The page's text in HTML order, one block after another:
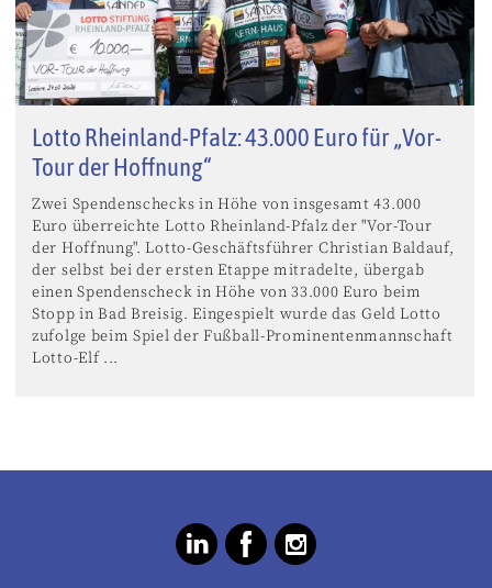
Lotto Rheinland-Pfalz: 43.000 Euro für „Vor-
Tour der Hoffnung“
Zwei Spendenschecks in Höhe von insgesamt 43.000
Euro überreichte Lotto Rheinland-Pfalz der "Vor-Tour
der Hoffnung". Lotto-Geschäftsführer Christian Baldauf,
der selbst bei der ersten Etappe mitradelte, übergab
einen Spendenscheck in Höhe von 33.000 Euro beim
Stopp in Bad Breisig. Eingespielt wurde das Geld Lotto
zufolge beim Spiel der Fußball-Prominentenmannschaft
Lotto-Elf ...